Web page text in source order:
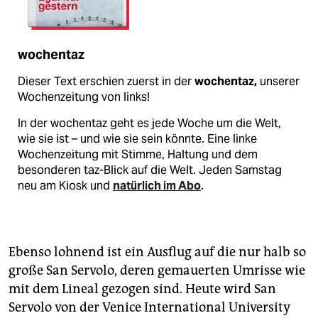
wochentaz
Dieser Text erschien zuerst in derwochentaz, unserer
Wochenzeitung von links!
In der wochentaz geht es jede Woche um die Welt,
wie sie ist – und wie sie sein könnte. Eine linke
Wochenzeitung mit Stimme, Haltung und dem
besonderen taz-Blick auf die Welt. Jeden Samstag
neu am Kiosk und natürlich im Abo.
Ebenso lohnend ist ein Ausflug auf die nur halb so
große San Servolo, deren gemauerten Umrisse wie
mit dem Lineal gezogen sind. Heute wird San
Servolo von der Venice International University